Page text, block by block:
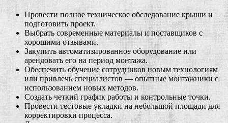
Провести полное техническое обследование крыши и
подготовить проект.
Выбрать современные материалы и поставщиков с
хорошими отзывами.
Закупить автоматизированное оборудование или
арендовать его на период монтажа.
Обеспечить обучение сотрудников новым технологиям
или привлечь специалистов — опытные монтажники с
использованием новых методов.
Создать четкий график работы и контрольные точки.
Провести тестовые укладки на небольшой площади для
корректировки процесса.